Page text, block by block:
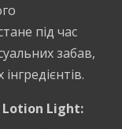
під час
забав,
Lotion Light: